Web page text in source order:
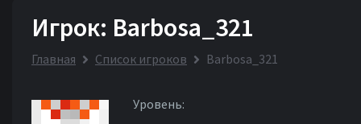
Игрок: Barbosa_321
Главная Список игроков Barbosa_321
Уровень: